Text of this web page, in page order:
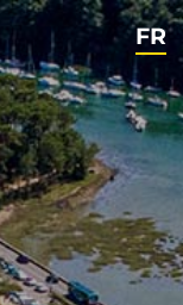
FR
EN
NL
DE